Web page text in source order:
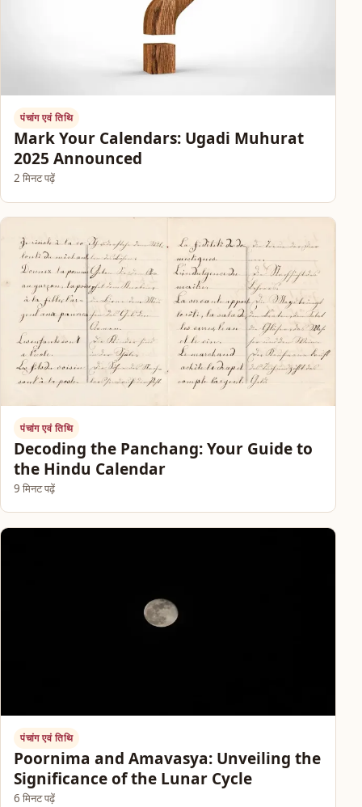
पंचांग एवं तिथि
Mark Your Calendars: Ugadi Muhurat
2025 Announced
2 मिनट पढ़ें
पंचांग एवं तिथि
Decoding the Panchang: Your Guide to
the Hindu Calendar
9 मिनट पढ़ें
पंचांग एवं तिथि
Poornima and Amavasya: Unveiling the
Significance of the Lunar Cycle
6 मिनट पढ़ें